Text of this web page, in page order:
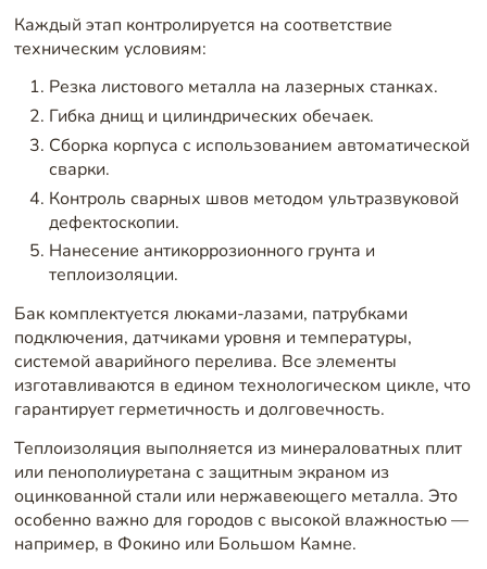
Каждый этап контролируется на соответствие
техническим условиям:
Резка листового металла на лазерных станках.
Гибка днищ и цилиндрических обечаек.
Сборка корпуса с использованием автоматической
сварки.
Контроль сварных швов методом ультразвуковой
дефектоскопии.
Нанесение антикоррозионного грунта и
теплоизоляции.
Бак комплектуется люками-лазами, патрубками
подключения, датчиками уровня и температуры,
системой аварийного перелива. Все элементы
изготавливаются в едином технологическом цикле, что
гарантирует герметичность и долговечность.
Теплоизоляция выполняется из минераловатных плит
или пенополиуретана с защитным экраном из
оцинкованной стали или нержавеющего металла. Это
особенно важно для городов с высокой влажностью —
например, в Фокино или Большом Камне.